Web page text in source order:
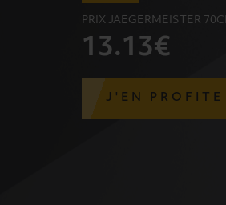
PRIX JAEGERMEISTER
13.13€
J'EN PROFITE